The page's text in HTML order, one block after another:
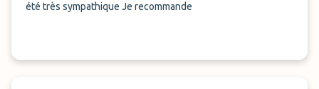
été très sympathique Je recommande